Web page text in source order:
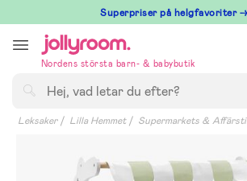
till
innehållet
Superpriser på helgfavoriter
Nordens största barn- & babybutik
Leksaker Lilla Hemmet Supermarkets &